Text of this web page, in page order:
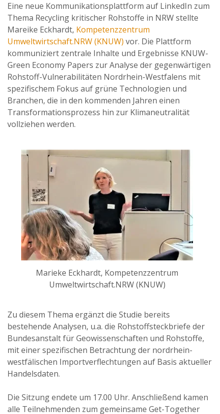
Eine neue Kommunikationsplattform auf LinkedIn zum
Thema Recycling kritischer Rohstoffe in NRW stellte
Mareike Eckhardt, Kompetenzzentrum
Umweltwirtschaft.NRW (KNUW) vor. Die Plattform
kommuniziert zentrale Inhalte und Ergebnisse KNUW-
Green Economy Papers zur Analyse der gegenwärtigen
Rohstoff-Vulnerabilitäten Nordrhein-Westfalens mit
spezifischem Fokus auf grüne Technologien und
Branchen, die in den kommenden Jahren einen
Transformationsprozess hin zur Klimaneutralität
vollziehen werden.
Marieke Eckhardt, Kompetenzzentrum
Umweltwirtschaft.NRW (KNUW)
Zu diesem Thema ergänzt die Studie bereits
bestehende Analysen, u.a. die Rohstoffsteckbriefe der
Bundesanstalt für Geowissenschaften und Rohstoffe,
mit einer spezifischen Betrachtung der nordrhein-
westfälischen Importverflechtungen auf Basis aktueller
Handelsdaten.
Die Sitzung endete um 17.00 Uhr. Anschließend kamen
alle Teilnehmenden zum gemeinsame Get-Together